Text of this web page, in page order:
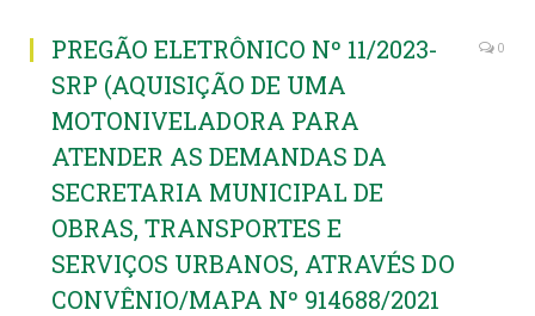
PREGÃO ELETRÔNICO Nº 11/2023-
SRP (AQUISIÇÃO DE UMA
MOTONIVELADORA PARA
ATENDER AS DEMANDAS DA
SECRETARIA MUNICIPAL DE
OBRAS, TRANSPORTES E
SERVIÇOS URBANOS, ATRAVÉS DO
CONVÊNIO/MAPA Nº 914688/2021
0